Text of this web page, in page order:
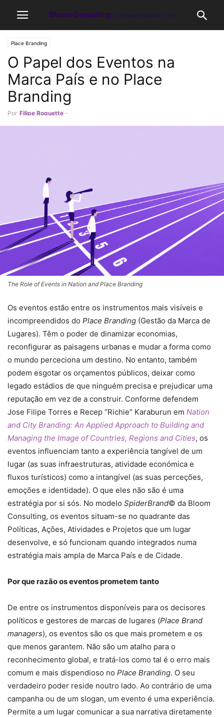
Place Branding
O Papel dos Eventos na
Marca País e no Place
Branding
Por Filipe Roquette -
The Role of Events in Nation and Place Branding
Os eventos estão entre os instrumentos mais visíveis e
incompreendidos do Place Branding (Gestão da Marca de
Lugares). Têm o poder de dinamizar economias,
reconfigurar as paisagens urbanas e mudar a forma como
o mundo perceciona um destino. No entanto, também
podem esgotar os orçamentos públicos, deixar como
legado estádios de que ninguém precisa e prejudicar uma
reputação em vez de a construir. Conforme defendem
Jose Filipe Torres e Recep “Richie” Karaburun em Nation
and City Branding: An Applied Approach to Building and
Managing the Image of Countries, Regions and Cities, os
eventos influenciam tanto a experiência tangível de um
lugar (as suas infraestruturas, atividade económica e
fluxos turísticos) como a intangível (as suas perceções,
emoções e identidade). O que eles não são é uma
estratégia por si sós. No modelo SpiderBrand© da Bloom
Consulting, os eventos situam-se no quadrante das
Políticas, Ações, Atividades e Projetos que um lugar
desenvolve, e só funcionam quando integrados numa
estratégia mais ampla de Marca País e de Cidade.
Por que razão os eventos prometem tanto
De entre os instrumentos disponíveis para os decisores
políticos e gestores de marcas de lugares (Place Brand
managers), os eventos são os que mais prometem e os
que menos garantem. Não são um atalho para o
reconhecimento global, e tratá-los como tal é o erro mais
comum e mais dispendioso no Place Branding. O seu
verdadeiro poder reside noutro lado. Ao contrário de uma
campanha ou de um slogan, um evento é uma experiência.
Permite a um lugar comunicar a sua narrativa diretamente